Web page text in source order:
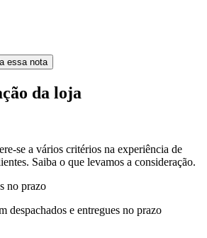
essa nota
da loja
se a vários critérios na experiência de
Saiba o que levamos a consideração.
no prazo
despachados e entregues no prazo